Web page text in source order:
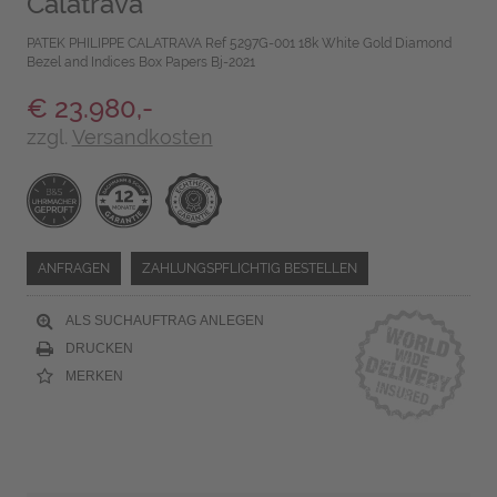
PATEK PHILIPPE CALATRAVA Ref 5297G-001 18k White Gold Diamond
Bezel and Indices Box Papers Bj-2021
€ 23.980,-
zzgl. Versandkosten
ANFRAGEN ZAHLUNGSPFLICHTIG BESTELLEN
ALS SUCHAUFTRAG ANLEGEN
DRUCKEN
MERKEN